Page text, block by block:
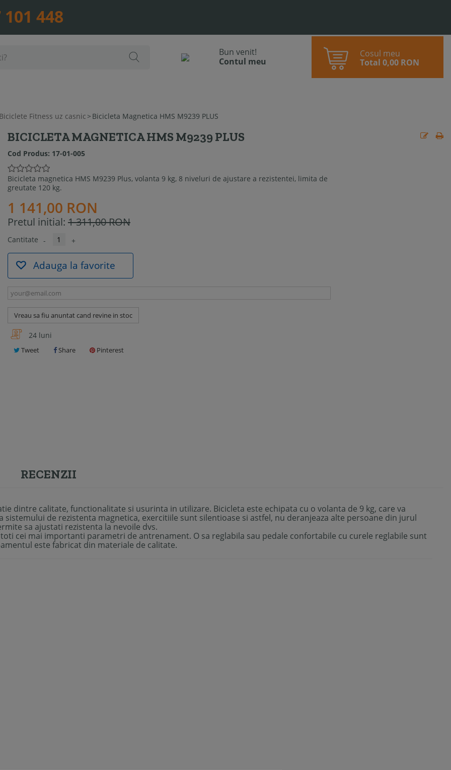
101 448
bun venit!
contul meu
Cosul meu
Total 0,00 RON
Biciclete Fitness uz casnic > Bicicleta Magnetica HMS M9239 PLUS
BICICLETA MAGNETICA HMS M9239 PLUS
Cod Produs: 17-01-005
Bicicleta magnetica HMS M9239 Plus, volanta 9 kg, 8 niveluri de ajustare a rezistentei, limita de
greutate 120 kg.
1 141,00 RON
Pretul initial: 1 311,00 RON
Cantitate - +
Adauga la favorite
Vreau sa fiu anuntat cand revine in stoc
24 luni
Tweet Share Pinterest
RECENZII
dintre calitate, functionalitate si usurinta in utilizare. Bicicleta este echipata cu o volanta de 9 kg, care va
de rezistenta magnetica, exercitiile sunt silentioase si astfel, nu deranjeaza alte persoane din jurul
sa ajustati rezistenta la nevoile dvs.
cei mai importanti parametri de antrenament. O sa reglabila sau pedale confortabile cu curele reglabile sunt
este fabricat din materiale de calitate.